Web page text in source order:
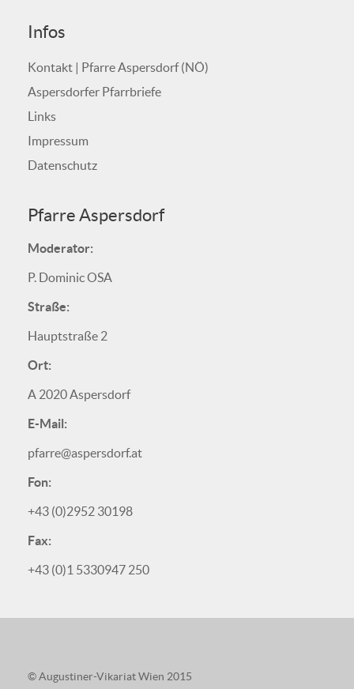
Infos
Kontakt | Pfarre Aspersdorf (NÖ)
Aspersdorfer Pfarrbriefe
Links
Impressum
Datenschutz
Pfarre Aspersdorf
Moderator:
P. Dominic OSA
Straße:
Hauptstraße 2
Ort:
A 2020 Aspersdorf
E-Mail:
pfarre@aspersdorf.at
Fon:
+43 (0)2952 30198
Fax:
+43 (0)1 5330947 250
© Augustiner-Vikariat Wien 2015